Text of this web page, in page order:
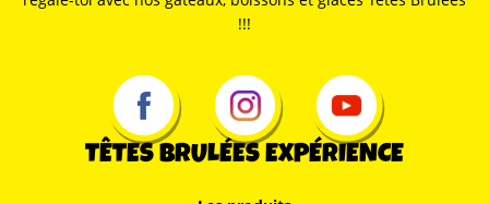
!!!
TÊTES BRULÉES EXPÉRIENCE